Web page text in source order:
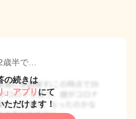
歳半で…
の続きは
」アプリ にて
ただけます！